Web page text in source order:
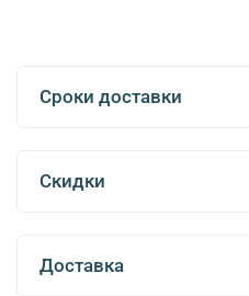
Сроки доставки
Скидки
Доставка